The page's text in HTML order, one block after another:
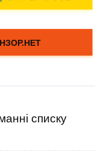
списку